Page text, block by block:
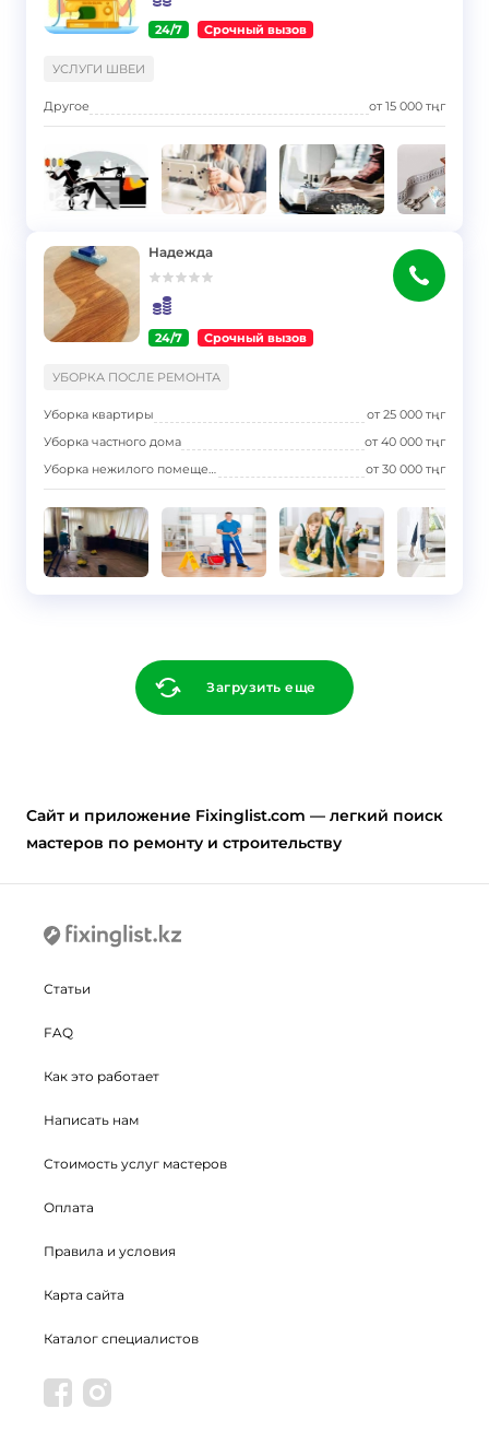
24/7 Срочный вызов
УСЛУГИ ШВЕИ
Другое от15 000 тңг
Надежда
24/7 Срочный вызов
УБОРКА ПОСЛЕ РЕМОНТА
Уборка квартиры от25 000 тңг
Уборка частного дома
от40 000 тңг
Уборка нежилого помещения
от30 000 тңг
Загрузить еще
Cайт и приложение Fixinglist.com — легкий поиск
мастеров по ремонту и строительству
Статьи
FAQ
Как это работает
Написать нам
Стоимость услуг мастеров
Оплата
Правила и условия
Карта сайта
Каталог специалистов